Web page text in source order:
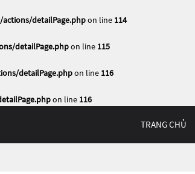
detailPage.phpon line 114
detailPage.phpon line 115
detailPage.phpon line 116
on line 116
TRANG CHỦ